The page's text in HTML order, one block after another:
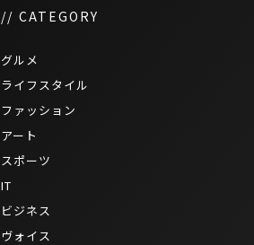
// CATEGORY
グルメ
ライフスタイル
ファッション
アート
スポーツ
IT
ビジネス
ヴォイス